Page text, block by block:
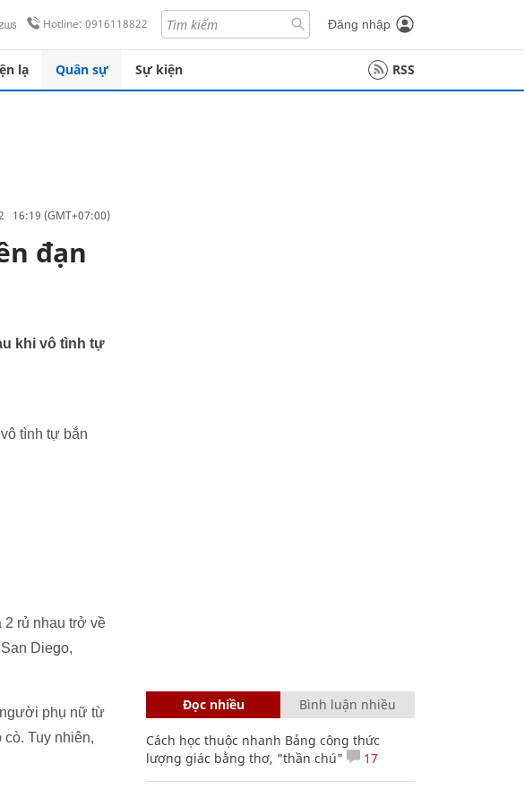
Hotline: 0916118822 Đăng nhập
lạ Quân sự Sự kiện RSS
16:19 (GMT+07:00)
đạn
khi vô tình tự
tình tự bắn
2 rủ nhau trở về
Diego,
phụ nữ từ
Tuy nhiên,
Đọc nhiều Bình luận nhiều
Cách học thuộc nhanh Bảng công thức
lượng giác bằng thơ, "thần chú"
17